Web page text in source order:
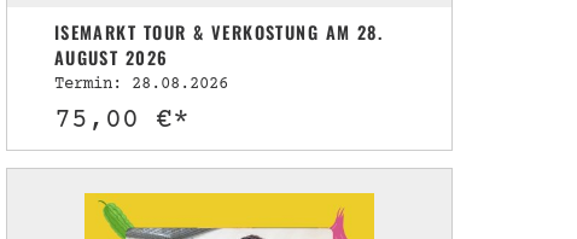
ISEMARKT TOUR & VERKOSTUNG AM 28.
AUGUST 2026
Termin: 28.08.2026
75,00 €*